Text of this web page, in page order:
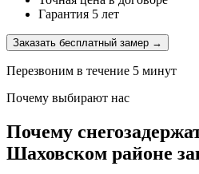
Гарантия 5 лет
Заказать бесплатный замер →
Перезвоним в течение 5 минут
Почему выбирают нас
Почему
Шаховском районе